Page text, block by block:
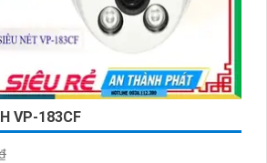
VP-183CF